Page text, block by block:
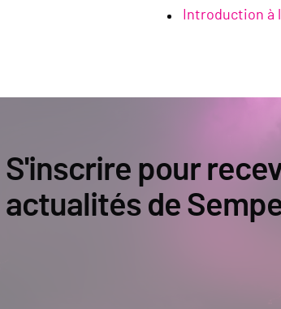
Introduction à
S'inscrire pour
actualités de